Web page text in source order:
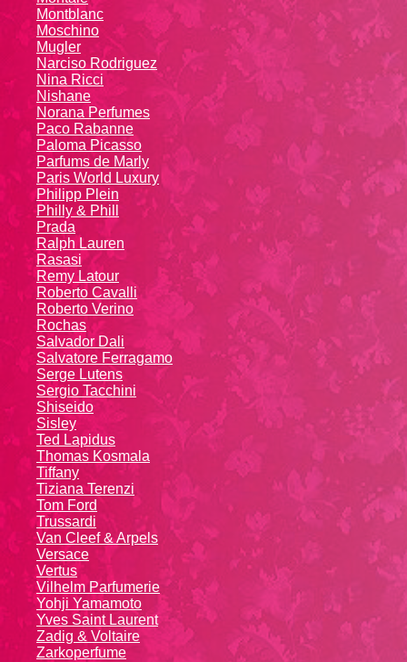
Montblanc
Moschino
Mugler
Narciso Rodriguez
Nina Ricci
Nishane
Norana Perfumes
Paco Rabanne
Paloma Picasso
Parfums de Marly
Paris World Luxury
Philipp Plein
Philly & Phill
Prada
Ralph Lauren
Rasasi
Remy Latour
Roberto Cavalli
Roberto Verino
Rochas
Salvador Dali
Salvatore Ferragamo
Serge Lutens
Sergio Tacchini
Shiseido
Sisley
Ted Lapidus
Thomas Kosmala
Tiffany
Tiziana Terenzi
Tom Ford
Trussardi
Van Cleef & Arpels
Versace
Vertus
Vilhelm Parfumerie
Yohji Yamamoto
Yvеs Sаint Lаurеnt
Zadig & Voltaire
Zarkoperfume